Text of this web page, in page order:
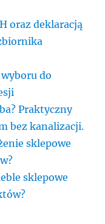
oraz deklaracją
do
Praktyczny
bez kanalizacji.
sklepowe
sklepowe